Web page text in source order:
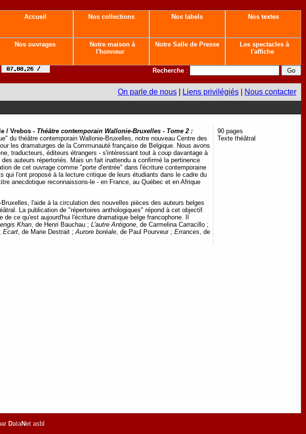
Accueil Nos collections Nos labels Nos textes
Nos ouvrages
Notre maison à
l'honneur
Notre Salle de Presse
Les spectacles à
l'affiche
Recherche :
On parle de nous Liens privilégiés Nous contacter
/ Vrebos - Théâtre contemporain Wallonie-Bruxelles - Tome 2 :
du théâtre contemporain Wallonie-Bruxelles, notre nouveau Centre des
les dramaturges de la Communauté française de Belgique. Nous avons
traducteurs, éditeurs étrangers - s'intéressant tout à coup davantage à
auteurs répertoriés. Mais un fait inattendu a confirmé la pertinence
de cet ouvrage comme "porte d'entrée" dans l'écriture contemporaine
qui l'ont proposé à la lecture critique de leurs étudiants dans le cadre du
anecdotique reconnaissons-le - en France, au Québec et en Afrique
l'aide à la circulation des nouvelles pièces des auteurs belges
La publication de "répertoires anthologiques" répond à cet objectif.
ce qu'est aujourd'hui l'écriture dramatique belge francophone. Il
Khan, de Henri Bauchau ; L'autre Antigone, de Carmelina Carracillo ;
Ecart, de Marie Destrait ;Aurore boréale, de Paul Pourveur ; Errances, de
90 pages
Texte théâtral
DataNet asbl